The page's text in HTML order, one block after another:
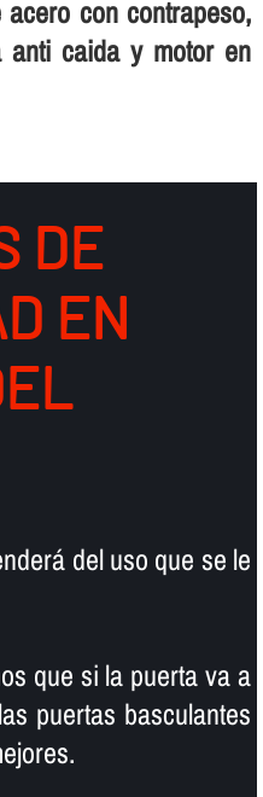
con contrapeso,
anti caida y motor en
DE
EN
del uso que se le
que si la puerta va a
puertas basculantes